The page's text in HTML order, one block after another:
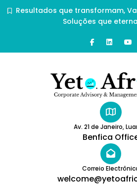
Resultados que transformam,
Soluções que
Av. 21 de Janeiro,
Benfica
Correio